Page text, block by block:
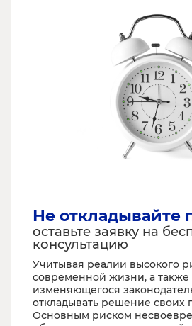
Не откладывайте
оставьте заявку на
консультацию
Учитывая реалии высокого
современной жизни, а также
изменяющегося
откладывать решение своих
Основным риском